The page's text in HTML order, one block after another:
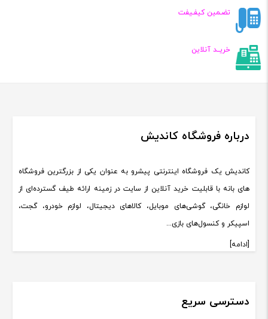
تضـمین کیفـیفت
خریــد آنلاین
درباره فروشگاه کاندیش
کاندیش یک فروشگاه اینترنتی پیشرو به عنوان یکی از بزرگترین فروشگاه
های بانه با قابلیت خرید آنلاین از سایت در زمینه ارائه طیف گسترده‌ای از
لوازم خانگی، گوشی‌های موبایل، کالاهای دیجیتال، لوازم خودرو، گجت،
اسپیکر و کنسول‌های بازی...
[ادامه]
دسترسی سریع